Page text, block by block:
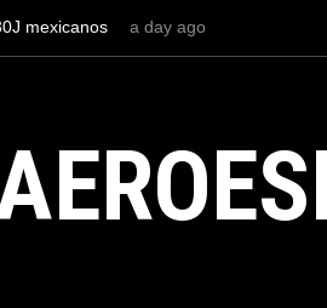
con
La industria naval
2 days ago